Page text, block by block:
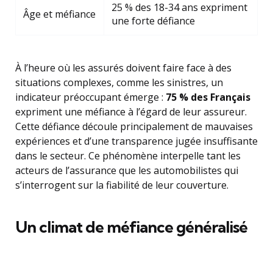
Âge et méfiance
25 % des 18-34 ans expriment
une forte défiance
À l’heure où les assurés doivent faire face à des
situations complexes, comme les sinistres, un
indicateur préoccupant émerge : 75 % des Français
expriment une méfiance à l’égard de leur assureur.
Cette défiance découle principalement de mauvaises
expériences et d’une transparence jugée insuffisante
dans le secteur. Ce phénomène interpelle tant les
acteurs de l’assurance que les automobilistes qui
s’interrogent sur la fiabilité de leur couverture.
Un climat de méfiance généralisé